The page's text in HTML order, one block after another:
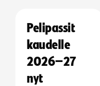
Pelipassit
kaudelle
2026–27
nyt